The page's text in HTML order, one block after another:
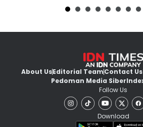
About UsEditorial TeamContact Us
Pedoman Media Siber
Follow Us
Download